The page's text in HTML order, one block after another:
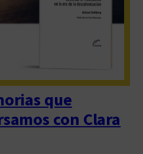
que
con Clara